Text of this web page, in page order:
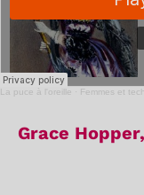
La puce à l'oreille · Femmes et
Grace